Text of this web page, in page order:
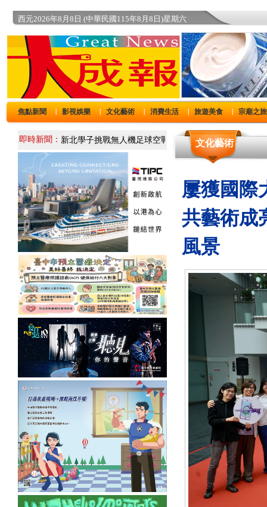
西元2026年8月8日 (中華民國115年8月8日)星期六
焦點新聞 影視娛樂 文化藝術 消費生活 旅遊美食 宗廟之旅
即時新聞： 文化藝術
屢獲國際
共藝術成
風景